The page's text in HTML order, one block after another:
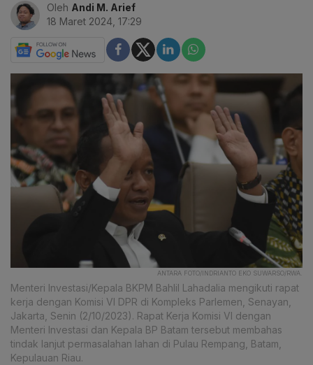
Oleh Andi M. Arief
18 Maret 2024, 17:29
ANTARA FOTO/INDRIANTO EKO SUWARSO/RWA.
Menteri Investasi/Kepala BKPM Bahlil Lahadalia mengikuti rapat
kerja dengan Komisi VI DPR di Kompleks Parlemen, Senayan,
Jakarta, Senin (2/10/2023). Rapat Kerja Komisi VI dengan
Menteri Investasi dan Kepala BP Batam tersebut membahas
tindak lanjut permasalahan lahan di Pulau Rempang, Batam,
Kepulauan Riau.